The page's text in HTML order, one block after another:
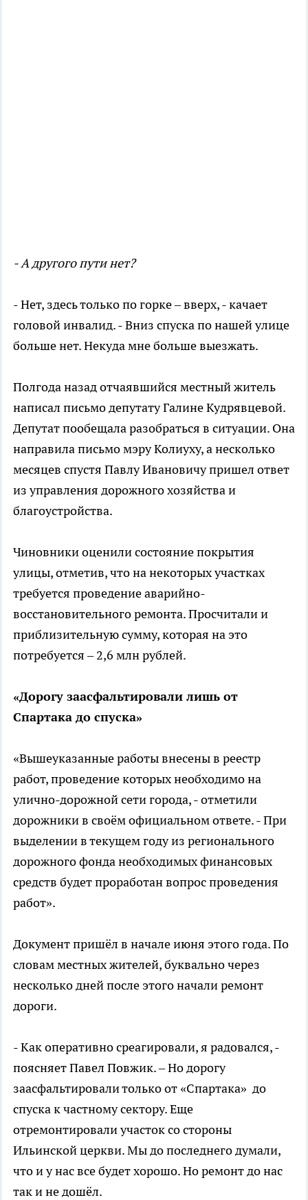
- А другого пути нет?
- Нет, здесь только по горке – вверх, - качает
головой инвалид. - Вниз спуска по нашей улице
больше нет. Некуда мне больше выезжать.
Полгода назад отчаявшийся местный житель
написал письмо депутату Галине Кудрявцевой.
Депутат пообещала разобраться в ситуации. Она
направила письмо мэру Колиуху, а несколько
месяцев спустя Павлу Ивановичу пришел ответ
из управления дорожного хозяйства и
благоустройства.
Чиновники оценили состояние покрытия
улицы, отметив, что на некоторых участках
требуется проведение аварийно-
восстановительного ремонта. Просчитали и
приблизительную сумму, которая на это
потребуется – 2,6 млн рублей.
«Дорогу заасфальтировали лишь от
Спартака до спуска»
«Вышеуказанные работы внесены в реестр
работ, проведение которых необходимо на
улично-дорожной сети города, - отметили
дорожники в своём официальном ответе. - При
выделении в текущем году из регионального
дорожного фонда необходимых финансовых
средств будет проработан вопрос проведения
работ».
Документ пришёл в начале июня этого года. По
словам местных жителей, буквально через
несколько дней после этого начали ремонт
дороги.
- Как оперативно среагировали, я радовался, -
поясняет Павел Повжик. – Но дорогу
заасфальтировали только от «Спартака» до
спуска к частному сектору. Еще
отремонтировали участок со стороны
Ильинской церкви. Мы до последнего думали,
что и у нас все будет хорошо. Но ремонт до нас
так и не дошёл.